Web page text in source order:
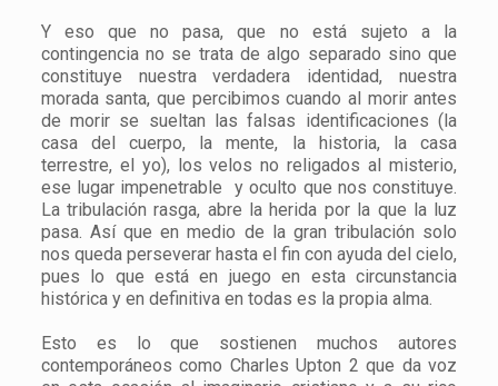
Y eso que no pasa, que no está sujeto a la
contingencia no se trata de algo separado sino que
constituye nuestra verdadera identidad, nuestra
morada santa, que percibimos cuando al morir antes
de morir se sueltan las falsas identificaciones (la
casa del cuerpo, la mente, la historia, la casa
terrestre, el yo), los velos no religados al misterio,
ese lugar impenetrable y oculto que nos constituye.
La tribulación rasga, abre la herida por la que la luz
pasa. Así que en medio de la gran tribulación solo
nos queda perseverar hasta el fin con ayuda del cielo,
pues lo que está en juego en esta circunstancia
histórica y en definitiva en todas es la propia alma.
Esto es lo que sostienen muchos autores
contemporáneos como Charles Upton 2 que da voz